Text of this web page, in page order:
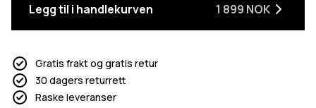
Legg til i handlekurven 1 899 NOK
Gratis frakt og gratis retur
30 dagers returrett
Raske leveranser